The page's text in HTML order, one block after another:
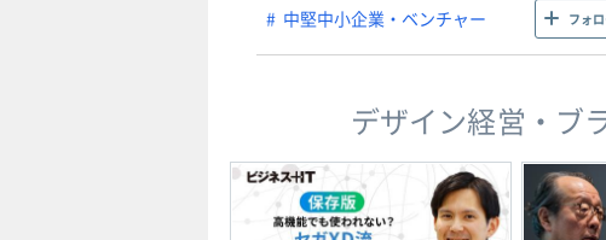
中堅中小企業・ベンチャー フォ
デザイン経営・ブ